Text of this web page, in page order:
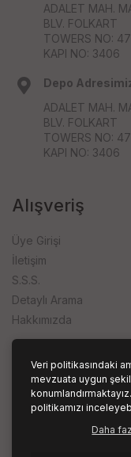
Veri politikasındaki
mevzuata uygun
politikamızı
Daha
ADALET MAH.
BLV. FOLKART
TOWERS NO:
KAPI NO: 3406
Depo
ADALET MAH.
BLV. FOLKART
TOWERS NO:
KAPI NO: 3406
Alışveriş
Üye Girişi
İletişim
S.S.S.
Detaylı Arama
Hakkımızda